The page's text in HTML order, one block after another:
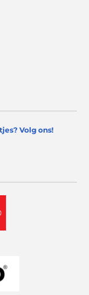
Volg ons!